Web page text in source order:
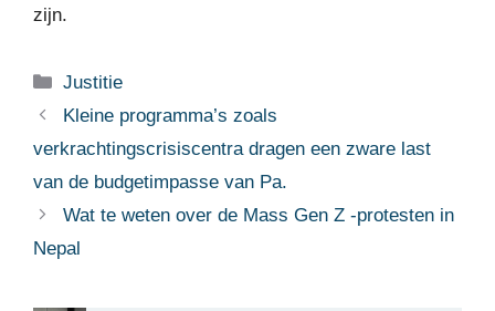
zijn.
Categorieën
Justitie
Kleine programma’s zoals
verkrachtingscrisiscentra dragen een zware last
van de budgetimpasse van Pa.
Wat te weten over de Mass Gen Z -protesten in
Nepal